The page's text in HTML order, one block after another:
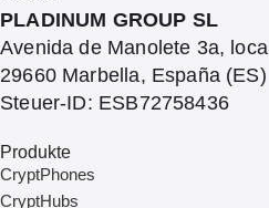
PLADINUM GROUP SL
Avenida de Manolete 3a, local
29660 Marbella, España (ES)
Steuer-ID: ESB72758436
Produkte
CryptPhones
CryptHubs